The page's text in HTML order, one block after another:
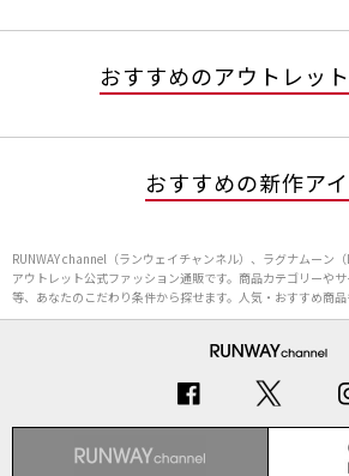
おすすめのアウトレッ
おすすめの新作ア
RUNWAY channel（ランウェイチャンネル）、ラグナムーン
アウトレット公式ファッション通販です。商品カテゴリーや
等、あなたのこだわり条件から探せます。人気・おすすめ商品